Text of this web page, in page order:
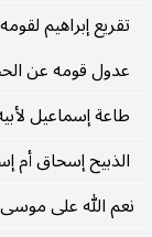
تقريع إبراهيم
عدول قومه عن
طاعة إسماعيل
الذبيح إسحاق أم
نعم الله على
ولذاتها ،
أجريت وغابت
، فلما عادت
وامتحانا